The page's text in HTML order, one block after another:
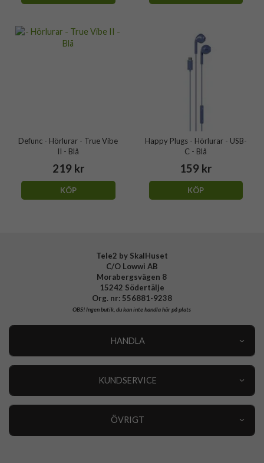
Defunc - Hörlurar - True Vibe
II - Blå
219 kr
KÖP
Happy Plugs - Hörlurar - USB-
C - Blå
159 kr
KÖP
Tele2 by SkalHuset
C/O Lowwi AB
Morabergsvägen 8
15242 Södertälje
Org. nr: 556881-9238
OBS!Ingen butik, du kan inte handla här på plats
HANDLA
KUNDSERVICE
ÖVRIGT